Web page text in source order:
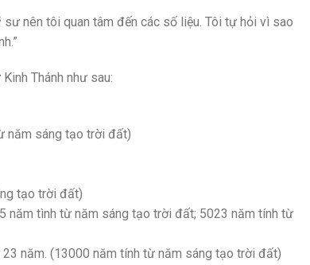
nên tôi quan tâm đến các số liệu. Tôi tự hỏi vì sao
Thánh như sau:
năm sáng tạo trời đất)
tạo trời đất)
năm tình từ năm sáng tạo trời đất; 5023 năm tính từ
năm. (13000 năm tính từ năm sáng tạo trời đất)